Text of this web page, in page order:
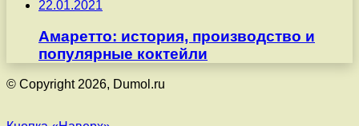
22.01.2021
Амаретто: история, производство и
популярные коктейли
© Copyright 2026, Dumol.ru